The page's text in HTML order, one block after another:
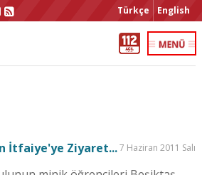
Türkçe English
İtfaiye'ye Ziyaret...7 Haziran 2011 Salı